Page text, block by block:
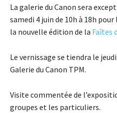
La galerie du Canon sera
samedi 4 juin de 10h à 18h pour
la nouvelle édition de la Faîtes
Le vernissage se tiendra le
Galerie du Canon TPM.
Visite commentée de
groupes et les particuliers.